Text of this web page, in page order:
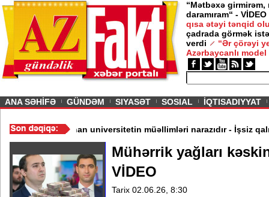
“Mətbəxə girmirəm,
daramıram“ - VİDEO
qısa ətəyi tənqid
çadrada görmək
verdi
“Ər çörəyi
Azərbaycanlı model
ANA SƏHİFƏ GÜNDƏM SIYASƏT SOSIAL İQTISADIYYAT
- SİYAHI/ Bağlanan universitetin müəllimləri narazıdır -
Mühərrik yağları
VİDEO
Tarix 02.06.26, 8:30